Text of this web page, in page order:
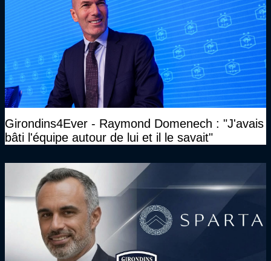
Girondins4Ever - Raymond Domenech : "J'avais
bâti l'équipe autour de lui et il le savait"